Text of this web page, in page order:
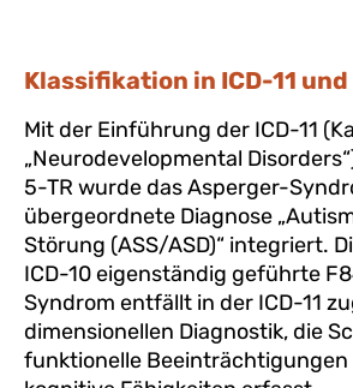
Klassifikation in ICD-11 und
Mit der Einführung der ICD-11
„Neurodevelopmental
5-TR wurde das Asperger-
übergeordnete Diagnose
Störung (ASS/ASD)“ integriert.
ICD-10 eigenständig geführte
Syndrom entfällt in der ICD-11
dimensionellen Diagnostik, die
funktionelle